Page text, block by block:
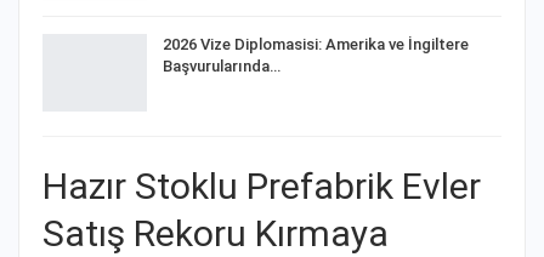
2026 Vize Diplomasisi: Amerika ve İngiltere
Başvurularında…
Hazır Stoklu Prefabrik Evler
Satış Rekoru Kırmaya